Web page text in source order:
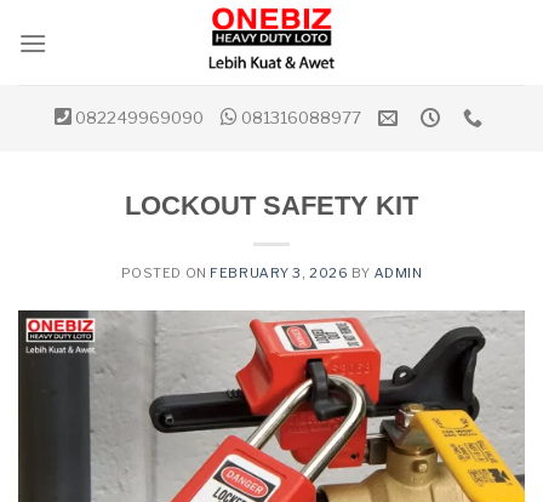
082249969090 081316088977
LOCKOUT SAFETY KIT
POSTED ON FEBRUARY 3, 2026 BY ADMIN